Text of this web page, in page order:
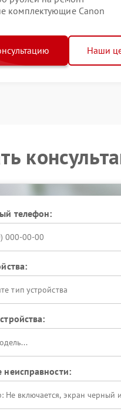
комплектующие Canon
Наши
телефон:
тип устройства
неисправности: